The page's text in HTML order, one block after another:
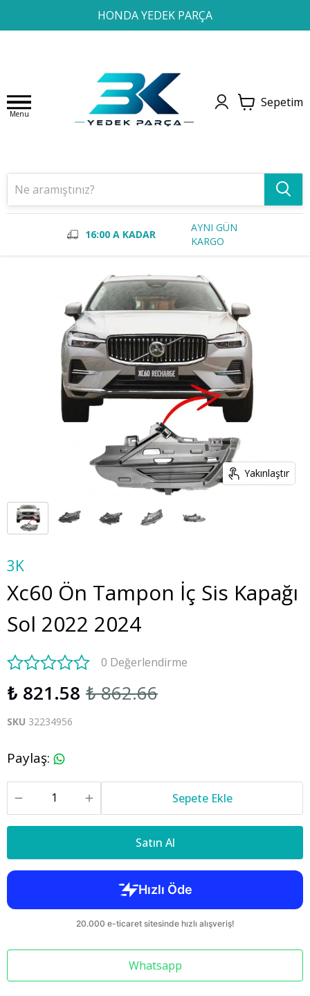
HONDA YEDEK PARÇA
1 2 3 4
Menu
Sepetim
16:00 A KADAR
AYNI GÜN
KARGO
Yakınlaştır
3K
Xc60 Ön Tampon İç Sis Kapağı
Sol 2022 2024
0 Değerlendirme
₺ 821.58 ₺ 862.66
SKU 32234956
Paylaş:
Sepete Ekle
Satın Al
Whatsapp